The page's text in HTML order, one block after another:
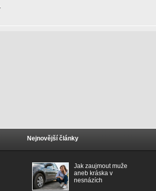
Nejnovější články
Jak zaujmout muže
aneb kráska v
nesnázích